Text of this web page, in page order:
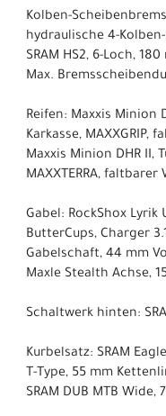
Kolben-
hydraulische 4-
SRAM HS2, 6-Loch,
Max. Bremsscheibendu
Reifen: Maxxis Minion
Karkasse, MAXXGRIP,
Maxxis Minion DHR II,
MAXXTERRA, faltbarer
Gabel: RockShox
ButterCups, Charger
Gabelschaft, 44 mm
Maxle Stealth Achse,
Schaltwerk hinten:
Kurbelsatz: SRAM
T-Type, 55 mm
SRAM DUB MTB Wide,